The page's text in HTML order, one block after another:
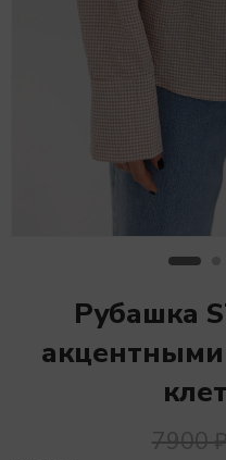
Рубашка
7900₽